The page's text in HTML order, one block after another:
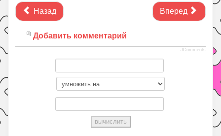
Назад Вперед
Добавить комментарий
JComments